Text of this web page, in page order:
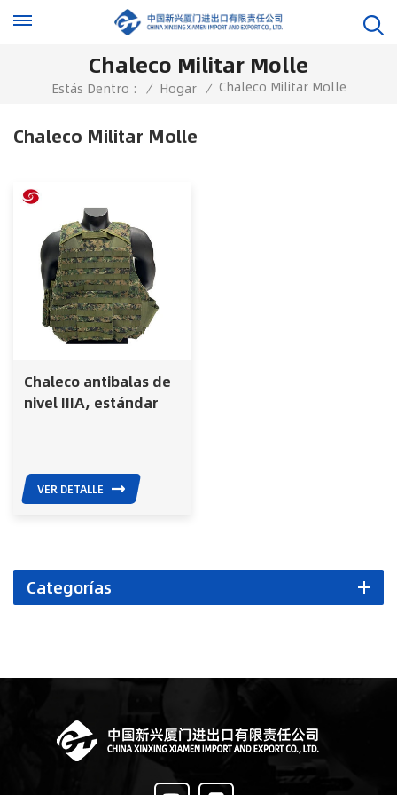
Chaleco Militar Molle
Estás Dentro : / Hogar / Chaleco Militar Molle
Chaleco Militar Molle
Chaleco antibalas de
nivel IIIA, estándar
VER DETALLE
Categorías